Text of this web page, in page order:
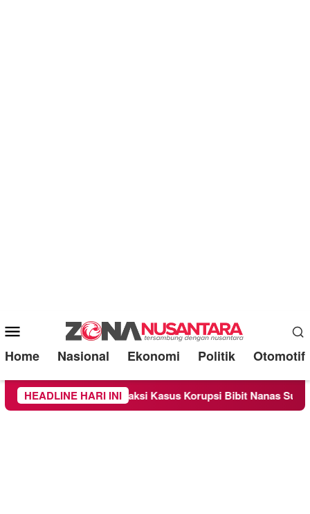
Mobile
Menu
Home Nasional Ekonomi Politik Otomotif
HEADLINE HARI INI
Saksi Kasus Korupsi Bibit Nanas Sulsel Rp 52,4 Miliar